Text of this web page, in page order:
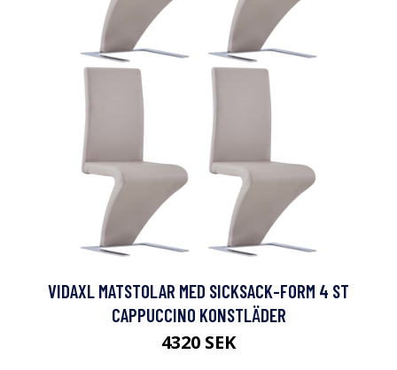
VIDAXL MATSTOLAR MED SICKSACK-FORM 4 ST
CAPPUCCINO KONSTLÄDER
4320 SEK